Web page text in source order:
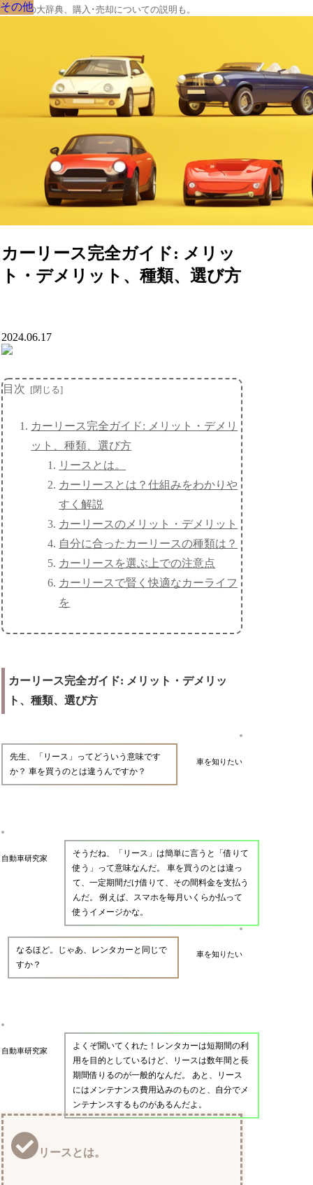
クルマの大辞典、購入･売却についての説明も。
カーリース完全ガイド: メリッ
ト・デメリット、種類、選び方
その他
2024.06.17
目次
カーリース完全ガイド: メリット・デメリ
ット、種類、選び方
リースとは。
カーリースとは？仕組みをわかりや
すく解説
カーリースのメリット・デメリット
自分に合ったカーリースの種類は？
カーリースを選ぶ上での注意点
カーリースで賢く快適なカーライフ
を
カーリース完全ガイド: メリット・デメリッ
ト、種類、選び方
車を知りたい
先生、「リース」ってどういう意味です
か？ 車を買うのとは違うんですか？
自動車研究家
そうだね、「リース」は簡単に言うと「借りて
使う」って意味なんだ。 車を買うのとは違っ
て、一定期間だけ借りて、その間料金を支払う
んだ。 例えば、スマホを毎月いくらか払って
使うイメージかな。
車を知りたい
なるほど。じゃあ、レンタカーと同じで
すか？
自動車研究家
よくぞ聞いてくれた！レンタカーは短期間の利
用を目的としているけど、リースは数年間と長
期間借りるのが一般的なんだ。 あと、リース
にはメンテナンス費用込みのものと、自分でメ
ンテナンスするものがあるんだよ。
リースとは。
その他
その他
その他
その他
その他
その他
その他
その他